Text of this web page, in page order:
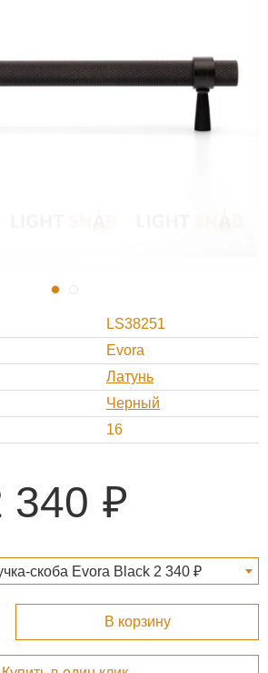
LS38251
Evora
Латунь
Черный
16
340
скоба Evora Black 2 340 ₽